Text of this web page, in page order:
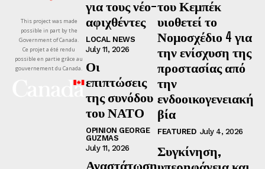
This project was made
possible in part by the
Government of Canada.
Ce projet a été rendu
possible en partie grâce au
gouvernement du Canada.
για τους νέο-
αφιχθέντες
LOCAL NEWS
July 11, 2026
Οι
επιπτώσεις
της συνόδου
του ΝΑΤΟ
OPINION GEORGE
GUZMAS
July 11, 2026
Αναστάτωση
του Κεμπέκ
υιοθετεί το
Νομοσχέδιο 4 για
την ενίσχυση της
προστασίας από
την
ενδοοικογενειακή
βία
FEATURED July 4, 2026
Συγκίνηση,